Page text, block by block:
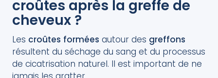
croûtes après la greffe de
cheveux ?
Les croûtes formées autour des greffons
résultent du séchage du sang et du processus
de cicatrisation naturel. Il est important de ne